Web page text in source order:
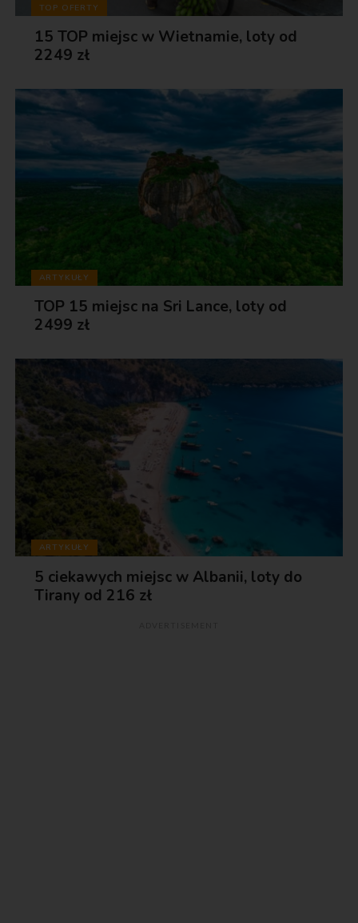
TOP OFERTY
15 TOP miejsc w Wietnamie, loty od
2249 zł
ARTYKUŁY
TOP 15 miejsc na Sri Lance, loty od
2499 zł
ARTYKUŁY
5 ciekawych miejsc w Albanii, loty do
Tirany od 216 zł